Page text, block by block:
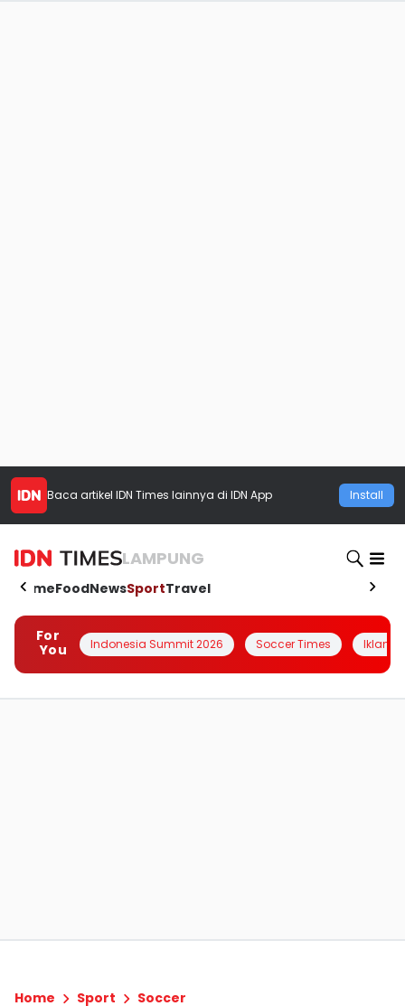
Baca artikel IDN Times lainnya di IDN App Install
LAMPUNG
HomeFoodNewsSportTravel
For
You
Indonesia Summit 2026 Soccer Times Iklanin
Home Sport Soccer